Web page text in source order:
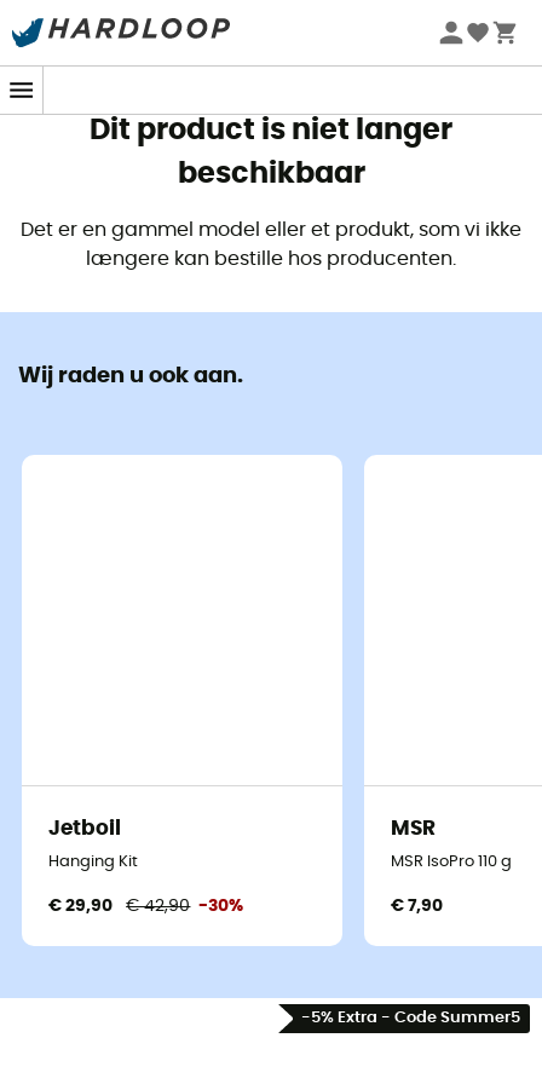
Zomeraanbiedingen 🔥 -5% EXTRA vanaf 2 producten* met
Dit product is niet langer
beschikbaar
Det er en gammel model eller et produkt, som vi ikke
længere kan bestille hos producenten.
Wij raden u ook aan.
Jetboil
Hanging Kit
€ 29,90 € 42,90 -30%
MSR
MSR IsoPro 110 g
€ 7,90
-5% Extra - Code Summer5